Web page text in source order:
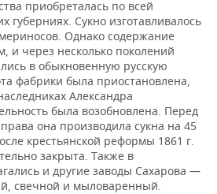
приобреталась по всей
губерниях. Сукно изготавливалось
Однако содержание
и через несколько поколений
в обыкновенную русскую
фабрики была приостановлена,
Александра
была возобновлена. Перед
она производила сукна на 45
крестьянской реформы 1861 г.
закрыта. Также в
и другие заводы Сахарова —
свечной и мыловаренный.